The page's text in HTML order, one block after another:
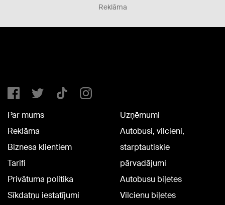
Reklāma
Par mums
Reklāma
Biznesa klientiem
Tarifi
Privātuma politika
Sīkdatņu iestatījumi
Uzņēmumi
Autobusi, vilcieni,
starptautiskie
pārvadājumi
Autobusu biļetes
Vilcienu biļetes